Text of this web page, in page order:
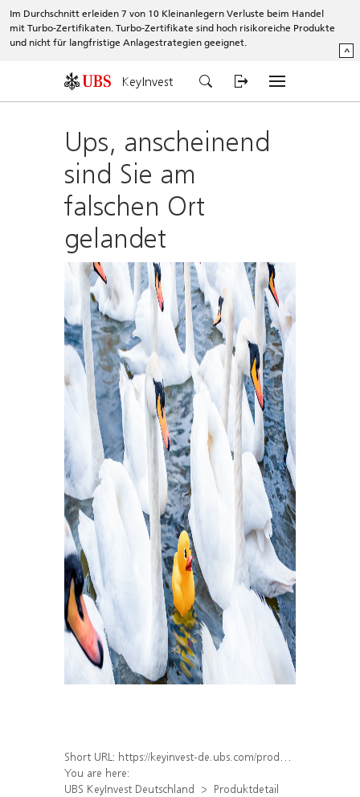
Im Durchschnitt erleiden 7 von 10 Kleinanlegern Verluste beim Handel
mit Turbo-Zertifikaten. Turbo-Zertifikate sind hoch risikoreiche Produkte
und nicht für langfristige Anlagestrategien geeignet.
^
KeyInvest
Ups, anscheinend
sind Sie am
falschen Ort
gelandet
Short URL: https://keyinvest-de.ubs.com/produkt/detail/index/isin/DE000WA9CYN1
You are here:
UBS KeyInvest Deutschland
Produktdetail